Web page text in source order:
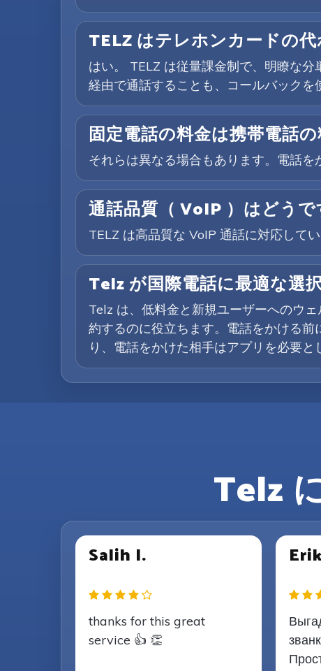
TELZ はテレホンカードの
はい。 TELZ は従量課金制で、明瞭な
経由で通話することも、コールバックを
固定電話の料金は携帯電話
それらは異なる場合もあります。電話を
通話品質（ VoIP ）はどうで
TELZ は高品質な VoIP 通話に対応して
Telz が国際電話に最適な選
Telz は、低料金と新規ユーザーへのウ
約するのに役立ちます。電話をかける
り、電話をかけた相手はアプリを必要
Telz
Salih I.
thanks for this great
service 👍 👏